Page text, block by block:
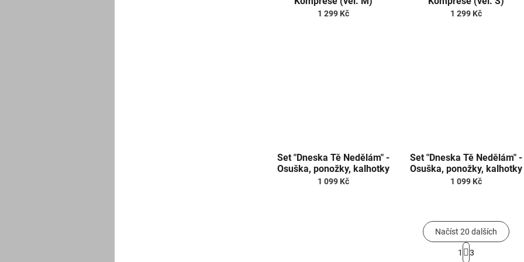
1 299 Kč 1 299 Kč
Set "Dneska Tě Nedělám" -
Osuška, ponožky, kalhotky
(vel. XL)
1 099 Kč
Set "Dneska Tě Nedělám" -
Osuška, ponožky, kalhotky
(vel. M)
1 099 Kč
Načíst 20 dalších
S
t
1
3